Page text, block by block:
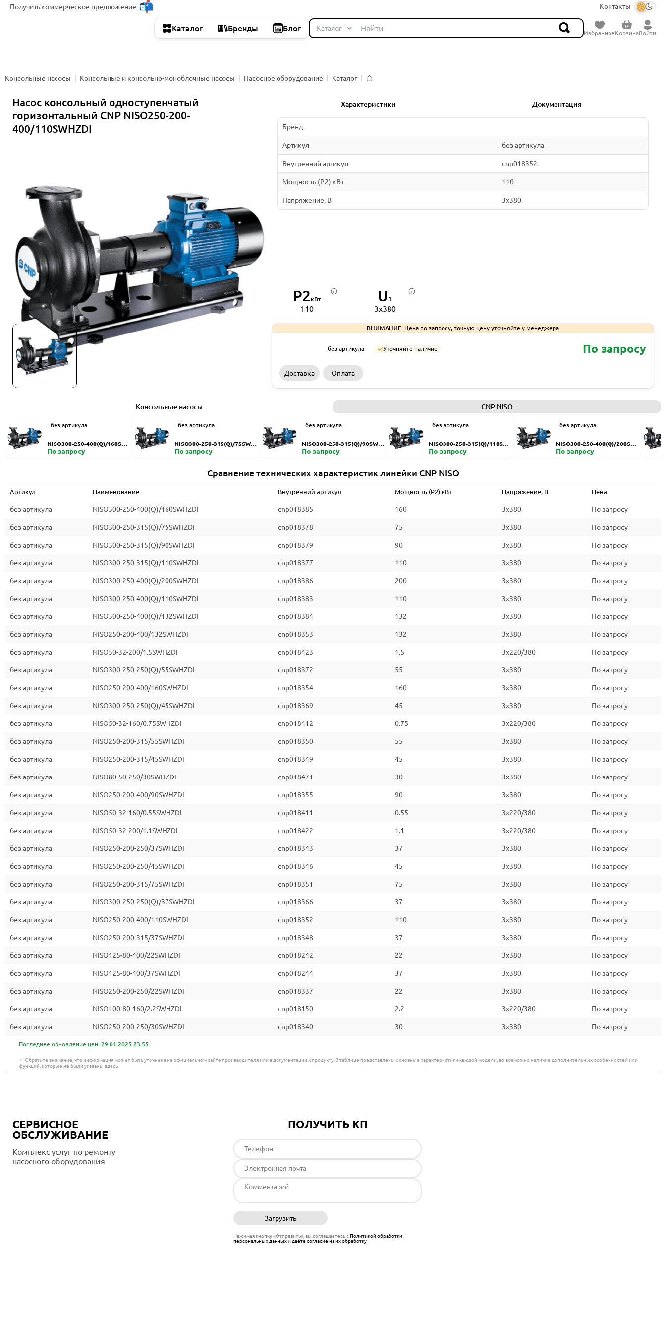
Получитькоммерческое предложение Контакты
Каталог Бренды Блог
ИзбранноеКорзинаВойти
Консольные насосы Консольные и консольно-моноблочные насосы Насосное оборудование
Каталог
Насос консольный одноступенчатый
горизонтальный CNP NISO250-200-
400/110SWHZDI
Характеристики Документация
Бренд
Артикул без артикула
Внутренний артикул cnp018352
Мощность (P2) кВт 110
Напряжение, В 3x380
P2кВт
110
U В
3x380
ВНИМАНИЕ:Цена по запросу, точную цену уточняйте у менеджера
без артикула Уточняйте наличие По запросу
Доставка Оплата
Консольные насосы CNP NISO
без артикула
NISO300-250-400(Q)/160SW
HZDI
По запросу
без артикула
NISO300-250-315(Q)/75SWH
ZDI
По запросу
без артикула
NISO300-250-315(Q)/90SWH
ZDI
По запросу
без артикула
NISO300-250-315(Q)/110SW
HZDI
По запросу
без артикула
NISO300-250-400(Q)/200SW
HZDI
По запросу
Сравнение технических характеристик линейки CNP NISO
Артикул Наименование Внутренний артикул Мощность (P2) кВт Напряжение, В Цена
без артикула NISO300-250-400(Q)/160SWHZDI cnp018385 160 3x380 По запросу
без артикула NISO300-250-315(Q)/75SWHZDI cnp018378 75 3x380 По запросу
без артикула NISO300-250-315(Q)/90SWHZDI cnp018379 90 3x380 По запросу
без артикула NISO300-250-315(Q)/110SWHZDI cnp018377 110 3x380 По запросу
без артикула NISO300-250-400(Q)/200SWHZDI cnp018386 200 3x380 По запросу
без артикула NISO300-250-400(Q)/110SWHZDI cnp018383 110 3x380 По запросу
без артикула NISO300-250-400(Q)/132SWHZDI cnp018384 132 3x380 По запросу
без артикула NISO250-200-400/132SWHZDI cnp018353 132 3x380 По запросу
без артикула NISO50-32-200/1.5SWHZDI cnp018423 1.5 3x220/380 По запросу
без артикула NISO300-250-250(Q)/55SWHZDI cnp018372 55 3x380 По запросу
без артикула NISO250-200-400/160SWHZDI cnp018354 160 3x380 По запросу
без артикула NISO300-250-250(Q)/45SWHZDI cnp018369 45 3x380 По запросу
без артикула NISO50-32-160/0.75SWHZDI cnp018412 0.75 3x220/380 По запросу
без артикула NISO250-200-315/55SWHZDI cnp018350 55 3x380 По запросу
без артикула NISO250-200-315/45SWHZDI cnp018349 45 3x380 По запросу
без артикула NISO80-50-250/30SWHZDI cnp018471 30 3x380 По запросу
без артикула NISO250-200-400/90SWHZDI cnp018355 90 3x380 По запросу
без артикула NISO50-32-160/0.55SWHZDI cnp018411 0.55 3x220/380 По запросу
без артикула NISO50-32-200/1.1SWHZDI cnp018422 1.1 3x220/380 По запросу
без артикула NISO250-200-250/37SWHZDI cnp018343 37 3x380 По запросу
без артикула NISO250-200-250/45SWHZDI cnp018346 45 3x380 По запросу
без артикула NISO250-200-315/75SWHZDI cnp018351 75 3x380 По запросу
без артикула NISO300-250-250(Q)/37SWHZDI cnp018366 37 3x380 По запросу
без артикула NISO250-200-400/110SWHZDI cnp018352 110 3x380 По запросу
без артикула NISO250-200-315/37SWHZDI cnp018348 37 3x380 По запросу
без артикула NISO125-80-400/22SWHZDI cnp018242 22 3x380 По запросу
без артикула NISO125-80-400/37SWHZDI cnp018244 37 3x380 По запросу
без артикула NISO250-200-250/22SWHZDI cnp018337 22 3x380 По запросу
без артикула NISO100-80-160/2.2SWHZDI cnp018150 2.2 3x220/380 По запросу
без артикула NISO250-200-250/30SWHZDI cnp018340 30 3x380 По запросу
Последнее обновление цен: 29.01.2025 23:55
* - Обратите внимание, что информация может быть уточнена на официальном сайте производителя или в документации к продукту. В таблице представлены основные характеристики каждой модели, но возможно наличие дополнительных особенностей или
функций, которые не были указаны здесь
СЕРВИСНОЕ
ОБСЛУЖИВАНИЕ
Комплекс услуг по ремонту
насосного оборудования
ПОЛУЧИТЬ КП
Загрузить
Нажимая кнопку «Отправить», вы соглашаетесь сПолитикой обработки
персональных данныхи даёте согласие на их обработку